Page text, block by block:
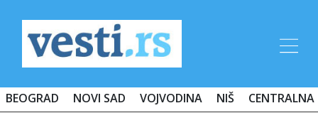
BEOGRAD NOVI SAD VOJVODINA NIŠ CENTRALNA